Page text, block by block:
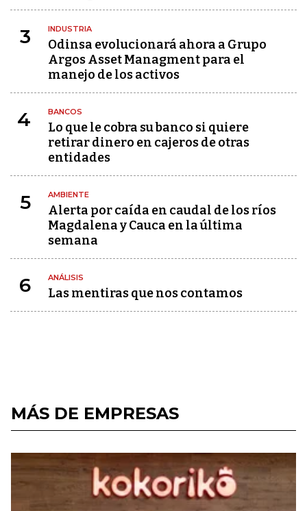
3 INDUSTRIA
Odinsa evolucionará ahora a Grupo
Argos Asset Managment para el
manejo de los activos
4 BANCOS
Lo que le cobra su banco si quiere
retirar dinero en cajeros de otras
entidades
5 AMBIENTE
Alerta por caída en caudal de los ríos
Magdalena y Cauca en la última
semana
6 ANÁLISIS
Las mentiras que nos contamos
MÁS DE EMPRESAS